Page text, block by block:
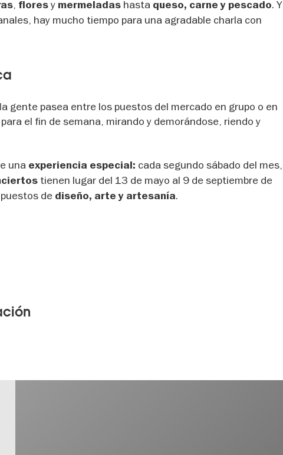
, floresy mermeladas hasta queso, carne y pescado. Y
hay mucho tiempo para una agradable charla con
gente pasea entre los puestos del mercado en grupo o en
el fin de semana, mirando y demorándose, riendo y
una experiencia especial: cada segundo sábado del mes,
tienen lugar del 13 de mayo al 9 de septiembre de
de diseño, arte y artesanía.